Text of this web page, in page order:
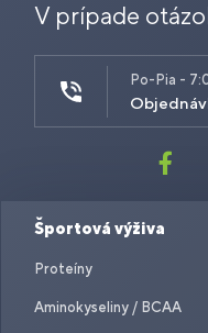
V prípade
Po-Pia -
Športová výživa
Proteíny
Aminokyseliny / BCAA